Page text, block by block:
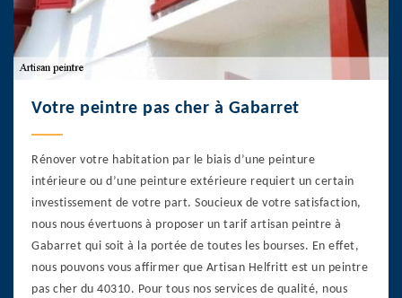
Votre peintre pas cher à Gabarret
Rénover votre habitation par le biais d’une peinture
intérieure ou d’une peinture extérieure requiert un certain
investissement de votre part. Soucieux de votre satisfaction,
nous nous évertuons à proposer un tarif artisan peintre à
Gabarret qui soit à la portée de toutes les bourses. En effet,
nous pouvons vous affirmer que Artisan Helfritt est un peintre
pas cher du 40310. Pour tous nos services de qualité, nous